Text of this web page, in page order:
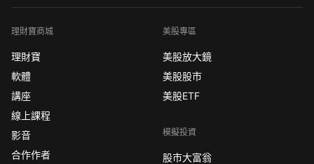
理財寶商城
理財寶
軟體
講座
線上課程
影音
合作作者
美股專區
美股放大鏡
美股股市
美股ETF
模擬投資
股市大富翁